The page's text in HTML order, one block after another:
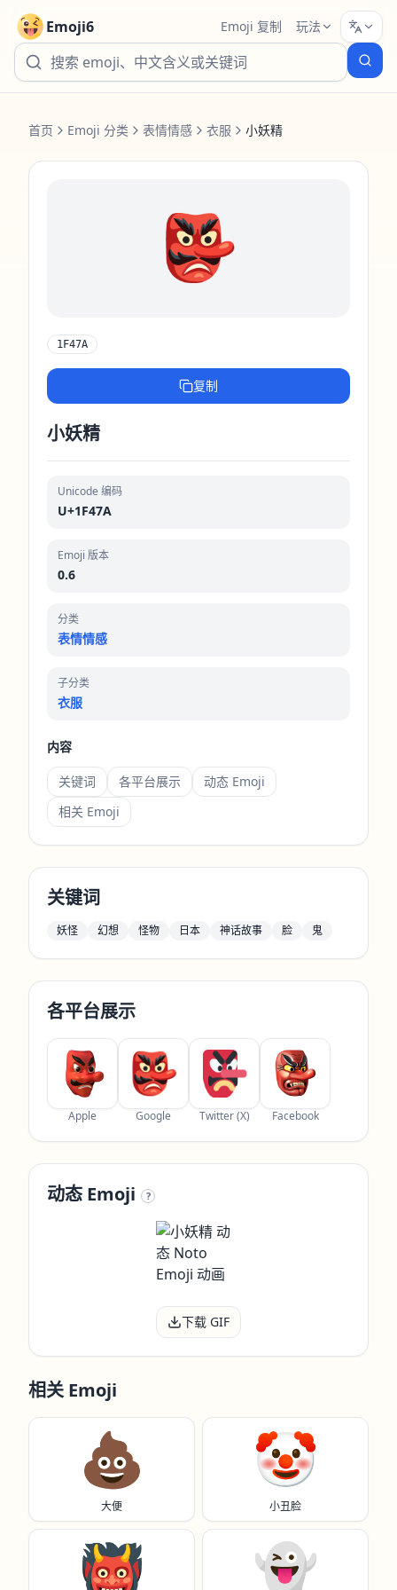
Emoji6 Emoji 复制 玩法
首页 Emoji 分类 表情情感 衣服 小妖精
👺
1F47A
复制
小妖精
Unicode 编码
U+1F47A
Emoji 版本
0.6
分类
表情情感
子分类
衣服
内容
关键词 各平台展示
动态 Emoji
相关 Emoji
关键词
妖怪 幻想 怪物 日本 神话故事 脸 鬼
各平台展示
Apple Google Twitter (X) Facebook
动态 Emoji ?
下载 GIF
相关 Emoji
💩
大便
🤡
小丑脸
👹 👻